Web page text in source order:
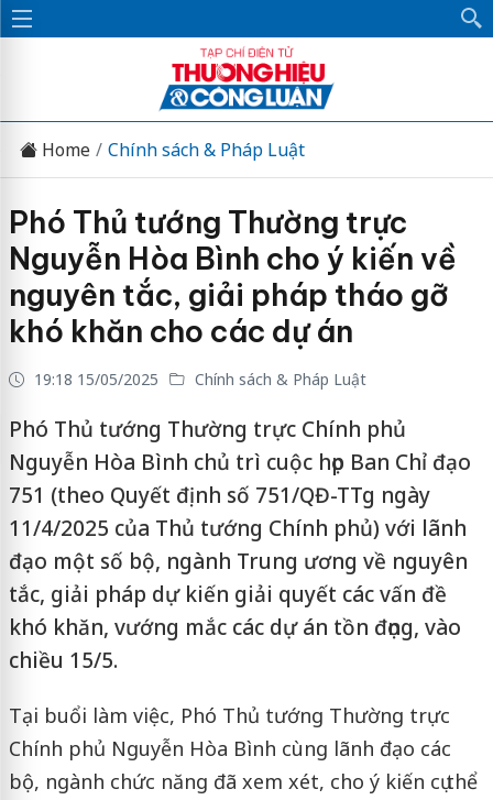
Home Chính sách & Pháp Luật
Phó Thủ tướng Thường trực
Nguyễn Hòa Bình cho ý kiến về
nguyên tắc, giải pháp tháo gỡ
khó khăn cho các dự án
19:18 15/05/2025 Chính sách & Pháp Luật
Phó Thủ tướng Thường trực Chính phủ
Nguyễn Hòa Bình chủ trì cuộc họp Ban Chỉ đạo
751 (theo Quyết định số 751/QĐ-TTg ngày
11/4/2025 của Thủ tướng Chính phủ) với lãnh
đạo một số bộ, ngành Trung ương về nguyên
tắc, giải pháp dự kiến giải quyết các vấn đề
khó khăn, vướng mắc các dự án tồn đọng, vào
chiều 15/5.
Tại buổi làm việc, Phó Thủ tướng Thường trực
Chính phủ Nguyễn Hòa Bình cùng lãnh đạo các
bộ, ngành chức năng đã xem xét, cho ý kiến cụ thể